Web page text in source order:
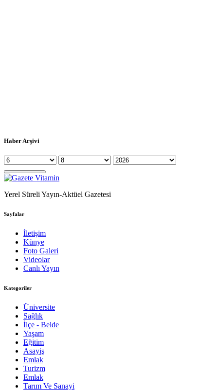
Haber Arşivi
Yerel Süreli Yayın-Aktüel Gazetesi
Sayfalar
İletişim
Künye
Foto Galeri
Videolar
Canlı Yayın
Kategoriler
Üniversite
Sağlık
İlçe - Belde
Yaşam
Eğitim
Asayiş
Emlak
Turizm
Emlak
Tarım Ve Sanayi